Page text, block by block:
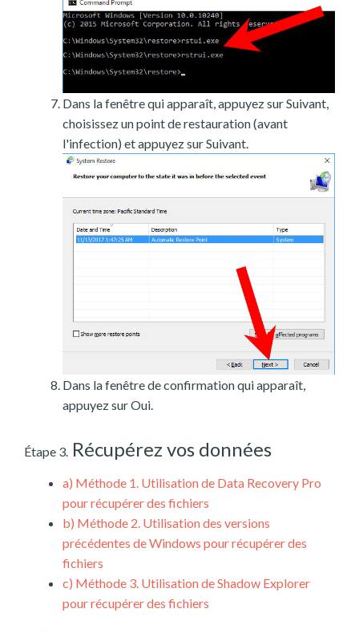
Dans la fenêtre qui apparaît, appuyez sur Suivant,
choisissez un point de restauration (avant
l'infection) et appuyez sur Suivant.
Dans la fenêtre de confirmation qui apparaît,
appuyez sur Oui.
Étape 3. Récupérez vos données
a) Méthode 1. Utilisation de Data Recovery Pro
pour récupérer des fichiers
b) Méthode 2. Utilisation des versions
précédentes de Windows pour récupérer des
fichiers
c) Méthode 3. Utilisation de Shadow Explorer
pour récupérer des fichiers